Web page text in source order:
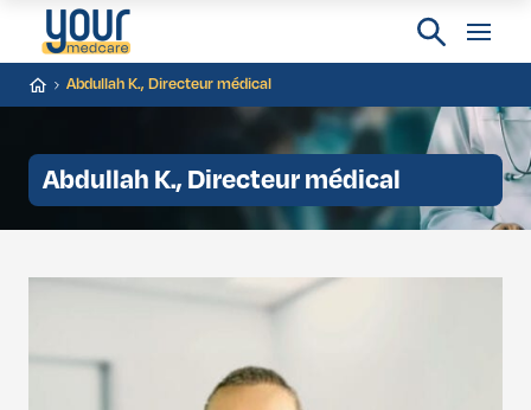
Abdullah K., Directeur médical
Abdullah K., Directeur médical